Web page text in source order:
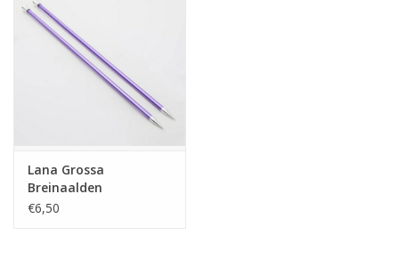
Lana Grossa
Breinaalden
aluminium Rainbow
€6,50